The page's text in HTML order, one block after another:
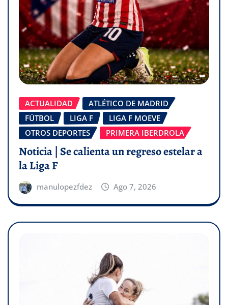
ACTUALIDAD
ATLÉTICO DE MADRID
FÚTBOL
LIGA F
LIGA F MOEVE
OTROS DEPORTES
PRIMERA IBERDROLA
Noticia | Se calienta un regreso estelar a
la Liga F
manulopezfdez Ago 7, 2026